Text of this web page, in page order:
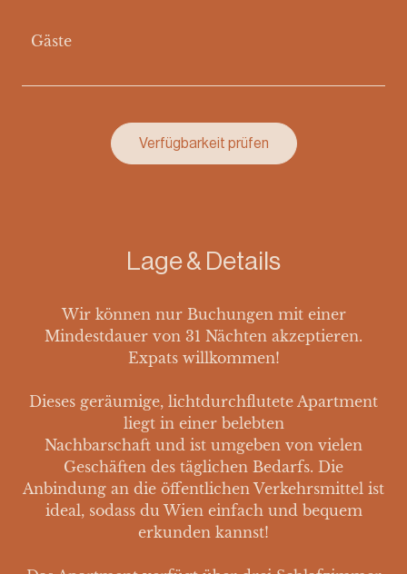
Gäste
Verfügbarkeit prüfen
Lage & Details
Wir können nur Buchungen mit einer
Mindestdauer von 31 Nächten akzeptieren.
Expats willkommen!
Dieses geräumige, lichtdurchflutete Apartment
liegt in einer belebten
Nachbarschaft und ist umgeben von vielen
Geschäften des täglichen Bedarfs. Die
Anbindung an die öffentlichen Verkehrsmittel ist
ideal, sodass du Wien einfach und bequem
erkunden kannst!